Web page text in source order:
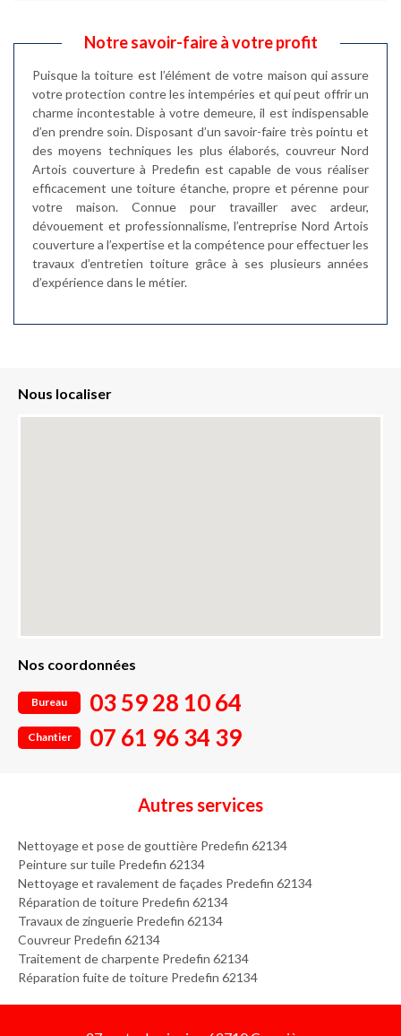
Notre savoir-faire à votre profit
Puisque la toiture est l’élément de votre maison qui assure
votre protection contre les intempéries et qui peut offrir un
charme incontestable à votre demeure, il est indispensable
d’en prendre soin. Disposant d’un savoir-faire très pointu et
des moyens techniques les plus élaborés, couvreur Nord
Artois couverture à Predefin est capable de vous réaliser
efficacement une toiture étanche, propre et pérenne pour
votre maison. Connue pour travailler avec ardeur,
dévouement et professionnalisme, l’entreprise Nord Artois
couverture a l’expertise et la compétence pour effectuer les
travaux d’entretien toiture grâce à ses plusieurs années
d’expérience dans le métier.
Nous localiser
Nos coordonnées
Bureau 03 59 28 10 64
Chantier 07 61 96 34 39
Autres services
Nettoyage et pose de gouttière Predefin 62134
Peinture sur tuile Predefin 62134
Nettoyage et ravalement de façades Predefin 62134
Réparation de toiture Predefin 62134
Travaux de zinguerie Predefin 62134
Couvreur Predefin 62134
Traitement de charpente Predefin 62134
Réparation fuite de toiture Predefin 62134